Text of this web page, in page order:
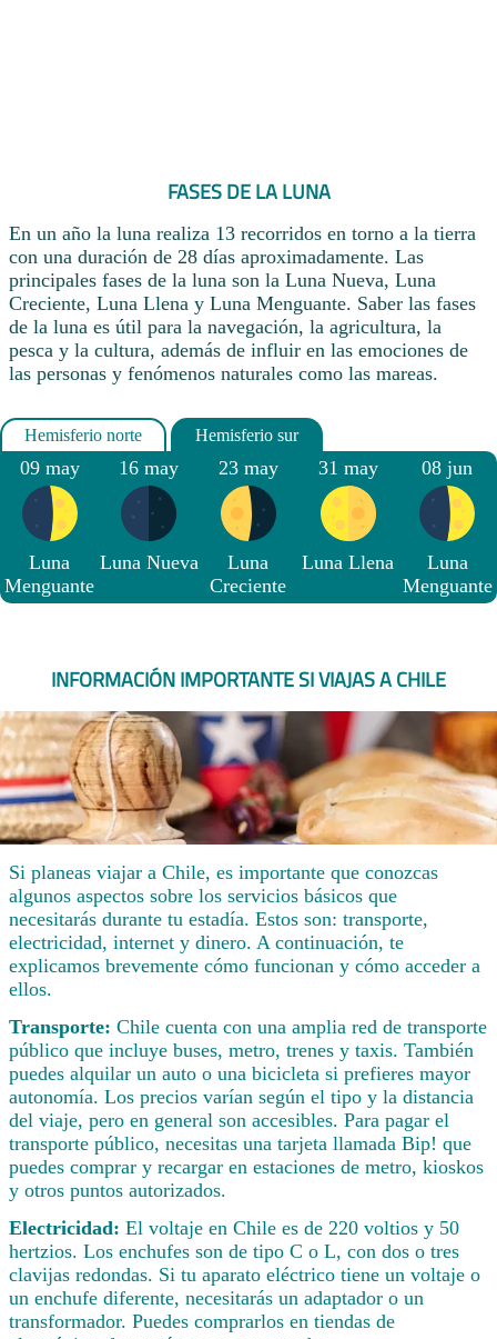
FASES DE LA LUNA
En un año la luna realiza 13 recorridos en torno a la tierra
con una duración de 28 días aproximadamente. Las
principales fases de la luna son la Luna Nueva, Luna
Creciente, Luna Llena y Luna Menguante. Saber las fases
de la luna es útil para la navegación, la agricultura, la
pesca y la cultura, además de influir en las emociones de
las personas y fenómenos naturales como las mareas.
09 may
Luna
Menguante
16 may
Luna Nueva
23 may
Luna
Creciente
31 may
Luna Llena
08 jun
Luna
Menguante
INFORMACIÓN IMPORTANTE SI VIAJAS A CHILE
Si planeas viajar a Chile, es importante que conozcas
algunos aspectos sobre los servicios básicos que
necesitarás durante tu estadía. Estos son: transporte,
electricidad, internet y dinero. A continuación, te
explicamos brevemente cómo funcionan y cómo acceder a
ellos.
Transporte: Chile cuenta con una amplia red de transporte
público que incluye buses, metro, trenes y taxis. También
puedes alquilar un auto o una bicicleta si prefieres mayor
autonomía. Los precios varían según el tipo y la distancia
del viaje, pero en general son accesibles. Para pagar el
transporte público, necesitas una tarjeta llamada Bip! que
puedes comprar y recargar en estaciones de metro, kioskos
y otros puntos autorizados.
Electricidad: El voltaje en Chile es de 220 voltios y 50
hertzios. Los enchufes son de tipo C o L, con dos o tres
clavijas redondas. Si tu aparato eléctrico tiene un voltaje o
un enchufe diferente, necesitarás un adaptador o un
transformador. Puedes comprarlos en tiendas de